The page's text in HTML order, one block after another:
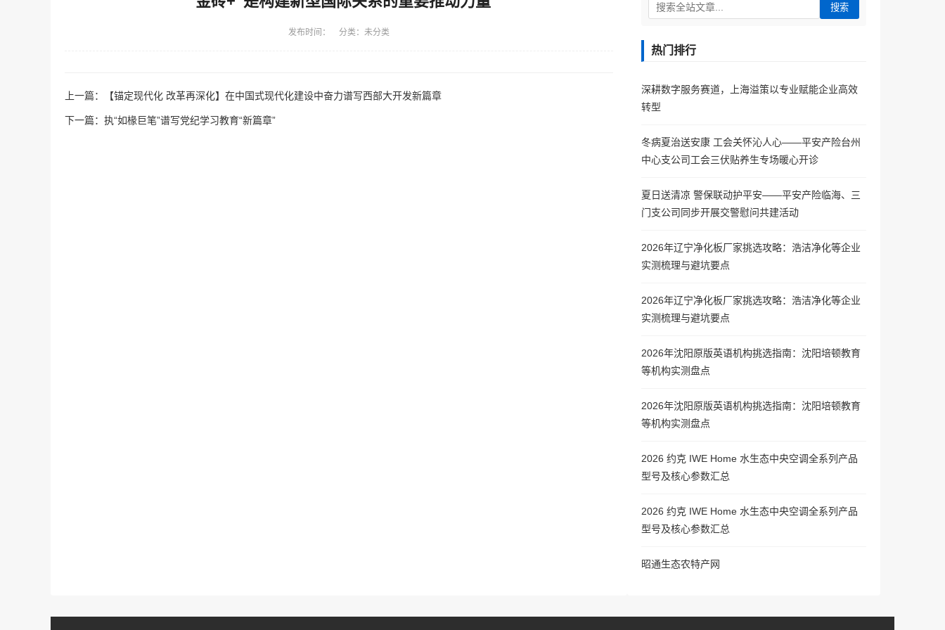
发布时间： 分类：未分类
上一篇： 【锚定现代化 改革再深化】在中国式现代化建设中奋力谱写西部大开发新篇章
下一篇： 执“如椽巨笔”谱写党纪学习教育“新篇章”
搜索
热门排行
深耕数字服务赛道，上海溢策以专业赋能企业高效
转型
冬病夏治送安康 工会关怀沁人心——平安产险台州
中心支公司工会三伏贴养生专场暖心开诊
夏日送清凉 警保联动护平安——平安产险临海、三
门支公司同步开展交警慰问共建活动
2026年辽宁净化板厂家挑选攻略：浩洁净化等企业
实测梳理与避坑要点
2026年辽宁净化板厂家挑选攻略：浩洁净化等企业
实测梳理与避坑要点
2026年沈阳原版英语机构挑选指南：沈阳培顿教育
等机构实测盘点
2026年沈阳原版英语机构挑选指南：沈阳培顿教育
等机构实测盘点
2026 约克 IWE Home 水生态中央空调全系列产品
型号及核心参数汇总
2026 约克 IWE Home 水生态中央空调全系列产品
型号及核心参数汇总
昭通生态农特产网